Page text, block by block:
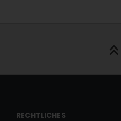
RECHTLICHES